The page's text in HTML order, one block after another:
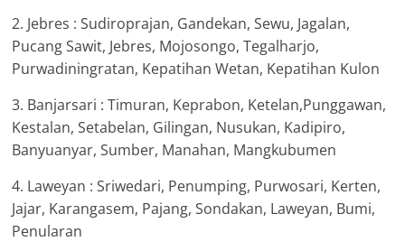
2. Jebres : Sudiroprajan, Gandekan, Sewu, Jagalan,
Pucang Sawit, Jebres, Mojosongo, Tegalharjo,
Purwadiningratan, Kepatihan Wetan, Kepatihan Kulon
3. Banjarsari : Timuran, Keprabon, Ketelan,Punggawan,
Kestalan, Setabelan, Gilingan, Nusukan, Kadipiro,
Banyuanyar, Sumber, Manahan, Mangkubumen
4. Laweyan : Sriwedari, Penumping, Purwosari, Kerten,
Jajar, Karangasem, Pajang, Sondakan, Laweyan, Bumi,
Penularan